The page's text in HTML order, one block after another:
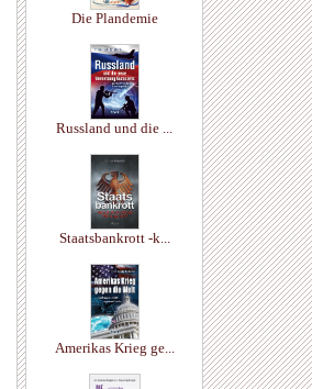
Die Plandemie
Russland und die ...
Staatsbankrott -k...
Amerikas Krieg ge...